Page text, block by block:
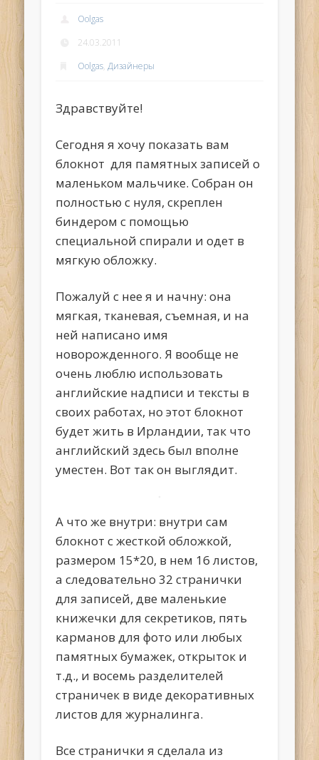
Oolgas
24.03.2011
Oolgas,Дизайнеры
Здравствуйте!
Сегодня я хочу показать вам
блокнот для памятных записей о
маленьком мальчике. Собран он
полностью с нуля, скреплен
биндером с помощью
специальной спирали и одет в
мягкую обложку.
Пожалуй с нее я и начну: она
мягкая, тканевая, съемная, и на
ней написано имя
новорожденного. Я вообще не
очень люблю использовать
английские надписи и тексты в
своих работах, но этот блокнот
будет жить в Ирландии, так что
английский здесь был вполне
уместен. Вот так он выглядит.
А что же внутри: внутри сам
блокнот с жесткой обложкой,
размером 15*20, в нем 16 листов,
а следовательно 32 странички
для записей, две маленькие
книжечки для секретиков, пять
карманов для фото или любых
памятных бумажек, открыток и
т.д., и восемь разделителей
страничек в виде декоративных
листов для журналинга.
Все странички я сделала из